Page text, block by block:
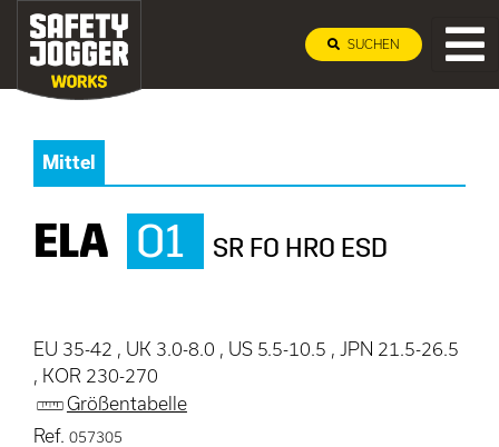
SUCHEN
Mittel
ELA O1 SR FO HRO ESD
EU 35-42 , UK 3.0-8.0 , US 5.5-10.5 , JPN 21.5-26.5
, KOR 230-270
Größentabelle
Ref. 057305